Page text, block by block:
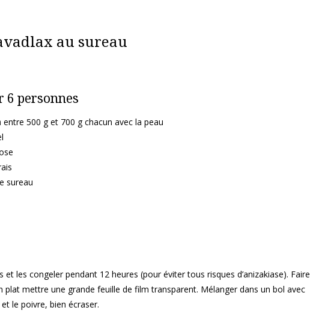
au sureau
6 personnes
500 g et 700 g chacun avec la peau
sureau
et les congeler pendant 12 heures (pour éviter tous risques d’anizakiase). Faire
plat mettre une grande feuille de film transparent. Mélanger dans un bol avec
le poivre, bien écraser.